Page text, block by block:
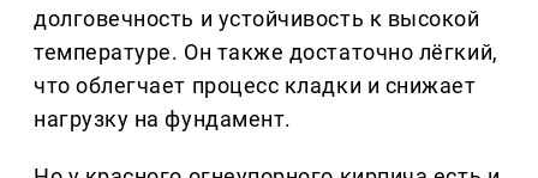
долговечность и устойчивость к высокой
температуре. Он также достаточно лёгкий,
что облегчает процесс кладки и снижает
нагрузку на фундамент.